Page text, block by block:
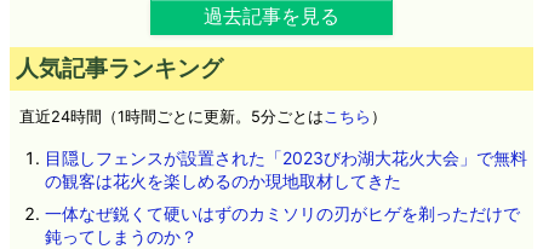
過去記事を見る
人気記事ランキング
直近24時間（1時間ごとに更新。5分ごとはこちら ）
目隠しフェンスが設置された「2023びわ湖大花火大会」で無料
の観客は花火を楽しめるのか現地取材してきた
一体なぜ鋭くて硬いはずのカミソリの刃がヒゲを剃っただけで
鈍ってしまうのか？